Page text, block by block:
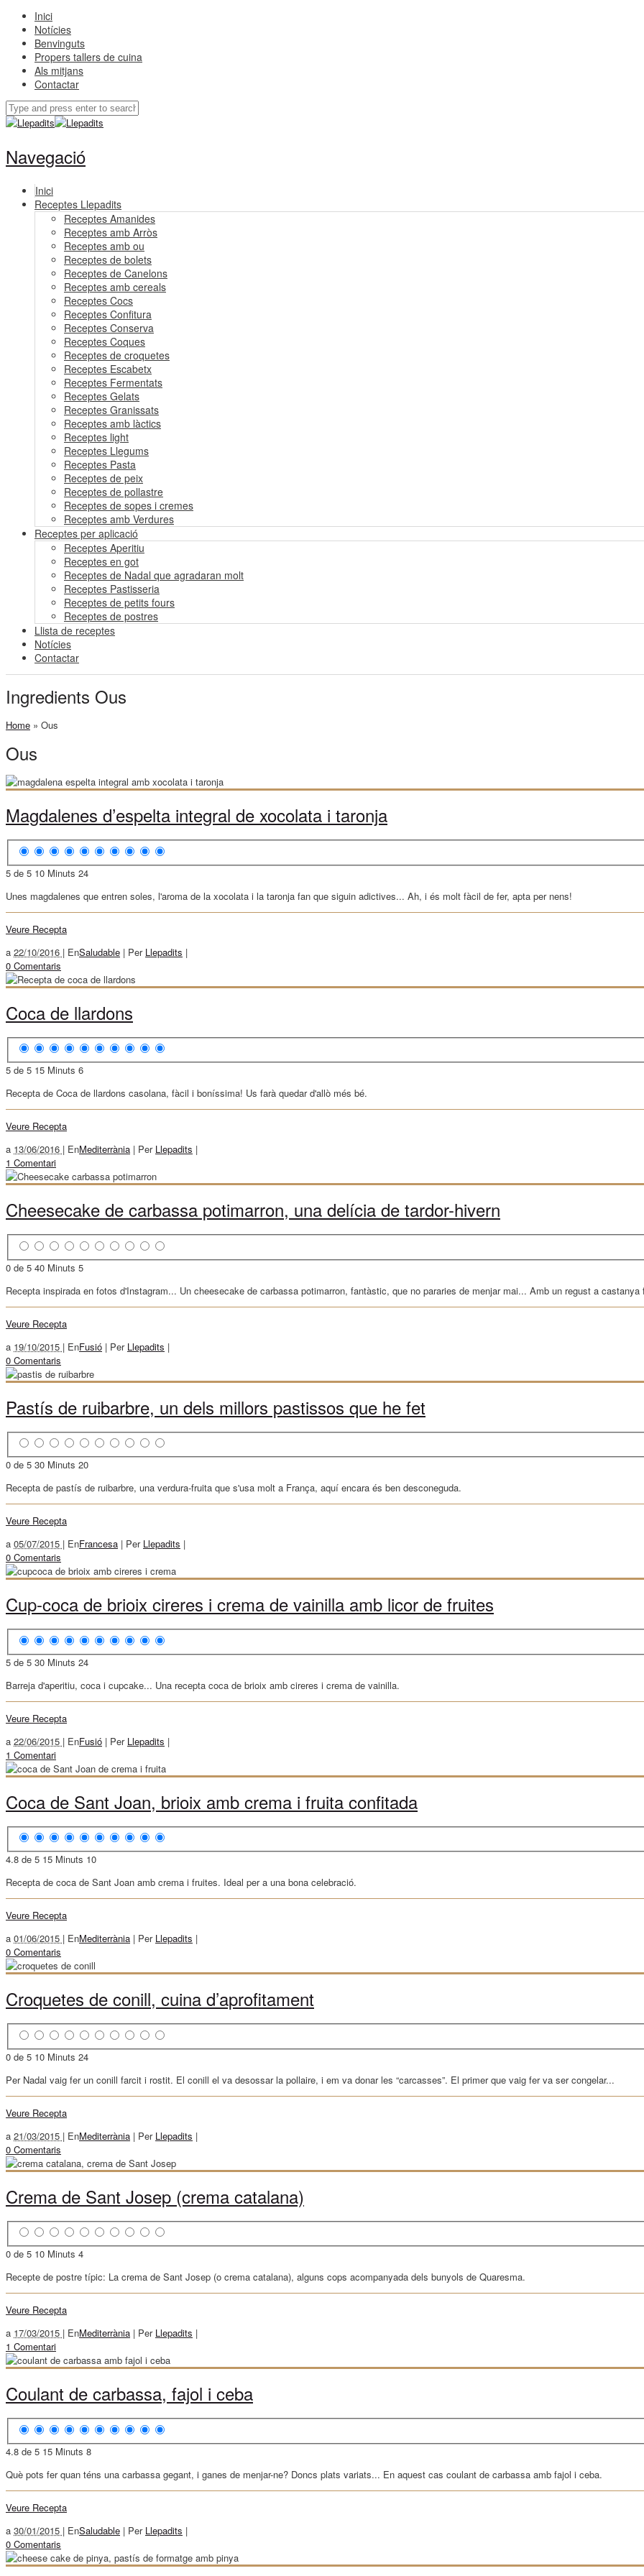
Inici
Notícies
Benvinguts
Propers tallers de cuina
Als mitjans
Contactar
Navegació
Inici
Receptes Llepadits
Receptes Amanides
Receptes amb Arròs
Receptes amb ou
Receptes de bolets
Receptes de Canelons
Receptes amb cereals
Receptes Cocs
Receptes Confitura
Receptes Conserva
Receptes Coques
Receptes de croquetes
Receptes Escabetx
Receptes Fermentats
Receptes Gelats
Receptes Granissats
Receptes amb làctics
Receptes light
Receptes Llegums
Receptes Pasta
Receptes de peix
Receptes de pollastre
Receptes de sopes i cremes
Receptes amb Verdures
Receptes per aplicació
Receptes Aperitiu
Receptes en got
Receptes de Nadal que agradaran molt
Receptes Pastisseria
Receptes de petits fours
Receptes de postres
Llista de receptes
Notícies
Contactar
Ingredients Ous
Home » Ous
Ous
Magdalenes d’espelta integral de xocolata i taronja
5 de 5 10 Minuts 24
Unes magdalenes que entren soles, l'aroma de la xocolata i la taronja fan que siguin adictives... Ah, i és molt fàcil de fer, apta per nens!
Veure Recepta
a 22/10/2016 | EnSaludable | Per Llepadits |
0 Comentaris
Coca de llardons
5 de 5 15 Minuts 6
Recepta de Coca de llardons casolana, fàcil i boníssima! Us farà quedar d'allò més bé.
Veure Recepta
a 13/06/2016 | EnMediterrània | Per Llepadits |
1 Comentari
Cheesecake de carbassa potimarron, una delícia de tardor-hivern
0 de 5 40 Minuts 5
Recepta inspirada en fotos d'Instagram... Un cheesecake de carbassa potimarron, fantàstic, que no pararies de menjar mai... Amb un regust a castanya
Veure Recepta
a 19/10/2015 | EnFusió | Per Llepadits |
0 Comentaris
Pastís de ruibarbre, un dels millors pastissos que he fet
0 de 5 30 Minuts 20
Recepta de pastís de ruibarbre, una verdura-fruita que s'usa molt a França, aquí encara és ben desconeguda.
Veure Recepta
a 05/07/2015 | EnFrancesa | Per Llepadits |
0 Comentaris
Cup-coca de brioix cireres i crema de vainilla amb licor de fruites
5 de 5 30 Minuts 24
Barreja d'aperitiu, coca i cupcake... Una recepta coca de brioix amb cireres i crema de vainilla.
Veure Recepta
a 22/06/2015 | EnFusió | Per Llepadits |
1 Comentari
Coca de Sant Joan, brioix amb crema i fruita confitada
4.8 de 5 15 Minuts 10
Recepta de coca de Sant Joan amb crema i fruites. Ideal per a una bona celebració.
Veure Recepta
a 01/06/2015 | EnMediterrània | Per Llepadits |
0 Comentaris
Croquetes de conill, cuina d’aprofitament
0 de 5 10 Minuts 24
Per Nadal vaig fer un conill farcit i rostit. El conill el va desossar la pollaire, i em va donar les “carcasses”. El primer que vaig fer va ser congelar...
Veure Recepta
a 21/03/2015 | EnMediterrània | Per Llepadits |
0 Comentaris
Crema de Sant Josep (crema catalana)
0 de 5 10 Minuts 4
Recepte de postre típic: La crema de Sant Josep (o crema catalana), alguns cops acompanyada dels bunyols de Quaresma.
Veure Recepta
a 17/03/2015 | EnMediterrània | Per Llepadits |
1 Comentari
Coulant de carbassa, fajol i ceba
4.8 de 5 15 Minuts 8
Què pots fer quan téns una carbassa gegant, i ganes de menjar-ne? Doncs plats variats... En aquest cas coulant de carbassa amb fajol i ceba.
Veure Recepta
a 30/01/2015 | EnSaludable | Per Llepadits |
0 Comentaris